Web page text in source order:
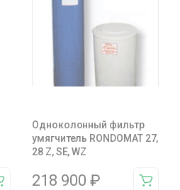
Одноколонный фильтр
умягчитель RONDOMAT 27,
28 Z, SE, WZ
218 900 ₽